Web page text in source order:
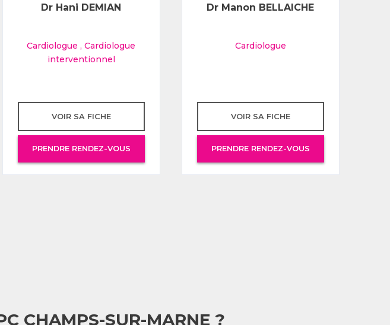
Dr Hani DEMIAN
Cardiologue ,Cardiologue
interventionnel
VOIR SA FICHE
PRENDRE RENDEZ-VOUS
Dr Manon BELLAICHE
Cardiologue
VOIR SA FICHE
PRENDRE RENDEZ-VOUS
CHAMPS-SUR-MARNE ?